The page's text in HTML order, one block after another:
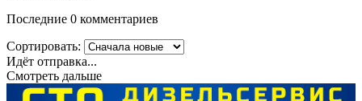
Последние 0 комментариев
Сортировать:
Идёт отправка...
Смотреть дальше